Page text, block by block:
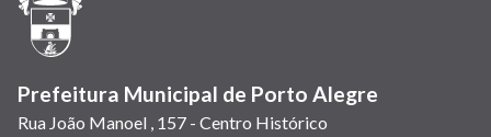
Prefeitura Municipal de Porto Alegre
Rua João Manoel , 157 - Centro Histórico